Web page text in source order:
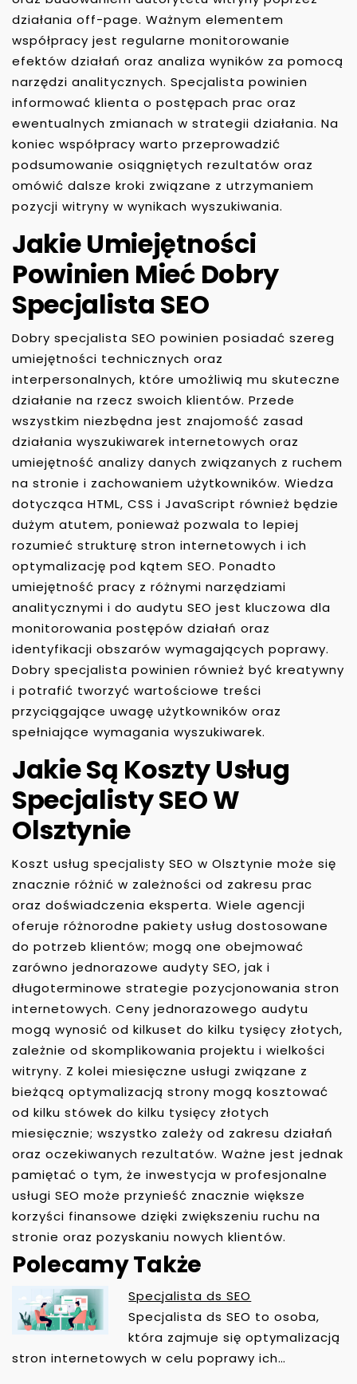
działania off-page. Ważnym elementem
współpracy jest regularne monitorowanie
efektów działań oraz analiza wyników za pomocą
narzędzi analitycznych. Specjalista powinien
informować klienta o postępach prac oraz
ewentualnych zmianach w strategii działania. Na
koniec współpracy warto przeprowadzić
podsumowanie osiągniętych rezultatów oraz
omówić dalsze kroki związane z utrzymaniem
pozycji witryny w wynikach wyszukiwania.
Jakie Umiejętności
Powinien Mieć Dobry
Specjalista SEO
Dobry specjalista SEO powinien posiadać szereg
umiejętności technicznych oraz
interpersonalnych, które umożliwią mu skuteczne
działanie na rzecz swoich klientów. Przede
wszystkim niezbędna jest znajomość zasad
działania wyszukiwarek internetowych oraz
umiejętność analizy danych związanych z ruchem
na stronie i zachowaniem użytkowników. Wiedza
dotycząca HTML, CSS i JavaScript również będzie
dużym atutem, ponieważ pozwala to lepiej
rozumieć strukturę stron internetowych i ich
optymalizację pod kątem SEO. Ponadto
umiejętność pracy z różnymi narzędziami
analitycznymi i do audytu SEO jest kluczowa dla
monitorowania postępów działań oraz
identyfikacji obszarów wymagających poprawy.
Dobry specjalista powinien również być kreatywny
i potrafić tworzyć wartościowe treści
przyciągające uwagę użytkowników oraz
spełniające wymagania wyszukiwarek.
Jakie Są Koszty Usług
Specjalisty SEO W
Olsztynie
Koszt usług specjalisty SEO w Olsztynie może się
znacznie różnić w zależności od zakresu prac
oraz doświadczenia eksperta. Wiele agencji
oferuje różnorodne pakiety usług dostosowane
do potrzeb klientów; mogą one obejmować
zarówno jednorazowe audyty SEO, jak i
długoterminowe strategie pozycjonowania stron
internetowych. Ceny jednorazowego audytu
mogą wynosić od kilkuset do kilku tysięcy złotych,
zależnie od skomplikowania projektu i wielkości
witryny. Z kolei miesięczne usługi związane z
bieżącą optymalizacją strony mogą kosztować
od kilku stówek do kilku tysięcy złotych
miesięcznie; wszystko zależy od zakresu działań
oraz oczekiwanych rezultatów. Ważne jest jednak
pamiętać o tym, że inwestycja w profesjonalne
usługi SEO może przynieść znacznie większe
korzyści finansowe dzięki zwiększeniu ruchu na
stronie oraz pozyskaniu nowych klientów.
Polecamy Także
Specjalista ds SEO
Specjalista ds SEO to osoba,
która zajmuje się optymalizacją
stron internetowych w celu poprawy ich…
N
A
W